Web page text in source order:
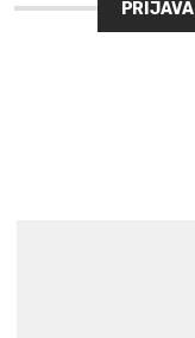
PRIJAVA